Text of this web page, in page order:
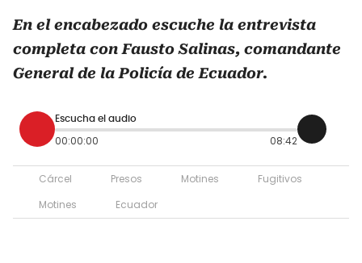
En el encabezado escuche la entrevista
completa con Fausto Salinas, comandante
General de la Policía de Ecuador.
Escucha el audio
00:00:00 08:42
Cárcel Presos Motines
Fugitivos
Motines
Ecuador